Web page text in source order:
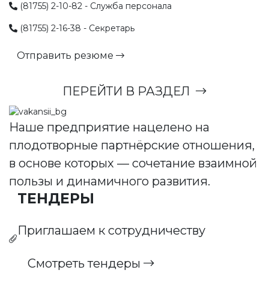
(81755) 2-10-82 - Служба персонала
(81755) 2-16-38 - Секретарь
Отправить резюме
ПЕРЕЙТИ В РАЗДЕЛ
Наше предприятие нацелено на
плодотворные партнёрские отношения,
в основе которых — сочетание взаимной
пользы и динамичного развития.
ТЕНДЕРЫ
Приглашаем к сотрудничеству
Смотреть тендеры